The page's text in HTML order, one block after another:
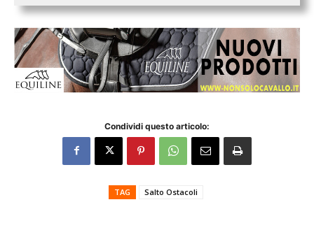
Condividi questo articolo:
TAG Salto Ostacoli